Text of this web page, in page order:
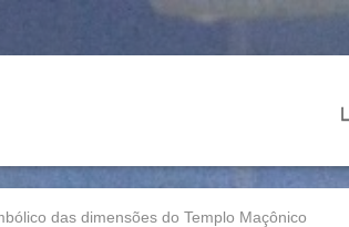
das dimensões do Templo Maçônico